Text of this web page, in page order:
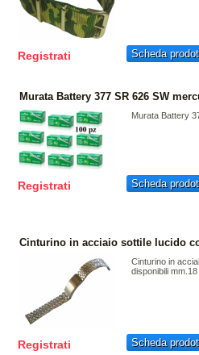
Registrati Scheda
Murata Battery 377 SR 626 SW
Murata Battery
Registrati Scheda
Cinturino in acciaio sottile lucido
Cinturino in
disponibili
Registrati Scheda